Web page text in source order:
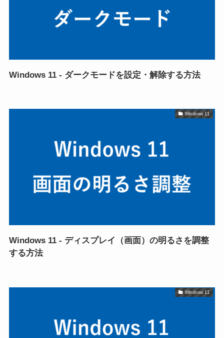
Windows 11 - ダークモードを設定・解除する方法
Windows 11
Windows 11 - ディスプレイ（画面）の明るさを調整
する方法
Windows 11